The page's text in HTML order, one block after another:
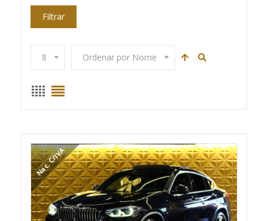
Filtrar
8 Ordenar por Nome
Nac. C/IVA